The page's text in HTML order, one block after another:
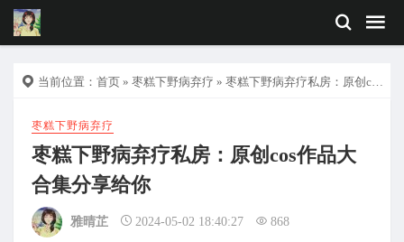
当前位置： 首页 » 枣糕下野病弃疗 » 枣糕下野病弃疗私房：原创cos作品大合集分享给你
枣糕下野病弃疗
枣糕下野病弃疗私房：原创cos作品大
合集分享给你
雅晴芷 2024-05-02 18:40:27 868